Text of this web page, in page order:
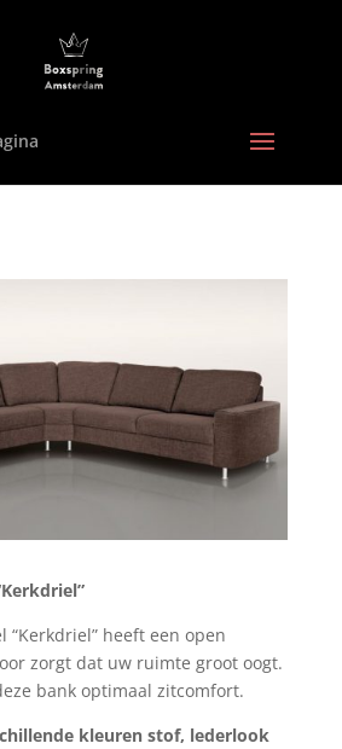
“Kerkdriel” heeft een open
zorgt dat uw ruimte groot oogt.
bank optimaal zitcomfort.
kleuren stof, lederlook